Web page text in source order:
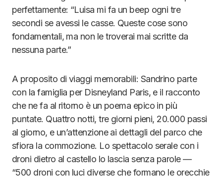
perfettamente: “Luisa mi fa un beep ogni tre
secondi se avessi le casse. Queste cose sono
fondamentali, ma non le troverai mai scritte da
nessuna parte.”
A proposito di viaggi memorabili: Sandrino parte
con la famiglia per Disneyland Paris, e il racconto
che ne fa al ritorno è un poema epico in più
puntate. Quattro notti, tre giorni pieni, 20.000 passi
al giorno, e un’attenzione ai dettagli del parco che
sfiora la commozione. Lo spettacolo serale con i
droni dietro al castello lo lascia senza parole —
“500 droni con luci diverse che formano le orecchie